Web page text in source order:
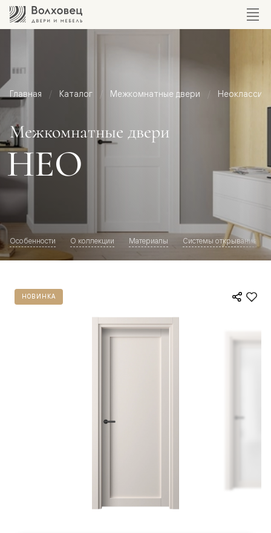
Главная Каталог Межкомнатные двери Неоклассика
Межкомнатные двери
НЕО
Особенности О коллекции Материалы Системы открывания
НОВИНКА